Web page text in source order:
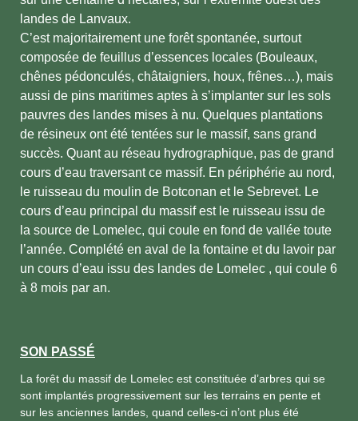
landes de Lanvaux.
C’est majoritairement une forêt spontanée, surtout
composée de feuillus d’essences locales (Bouleaux,
chênes pédonculés, châtaigniers, houx, frênes…), mais
aussi de pins maritimes aptes à s’implanter sur les sols
pauvres des landes mises à nu. Quelques plantations
de résineux ont été tentées sur le massif, sans grand
succès. Quant au réseau hydrographique, pas de grand
cours d’eau traversant ce massif. En périphérie au nord,
le ruisseau du moulin de Botconan et le Sebrevet. Le
cours d’eau principal du massif est le ruisseau issu de
la source de Lomelec, qui coule en fond de vallée toute
l’année. Complété en aval de la fontaine et du lavoir par
un cours d’eau issu des landes de Lomelec , qui coule 6
à 8 mois par an.
SON PASSÉ
La forêt du massif de Lomelec est constituée d’arbres qui se
sont implantés progressivement sur les terrains en pente et
sur les anciennes landes, quand celles-ci n’ont plus été